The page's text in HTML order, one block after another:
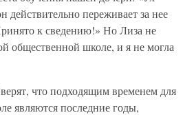
действительно переживает за нее
к сведению!» Но Лиза не
общественной школе, и я не могла
что подходящим временем для
являются последние годы,